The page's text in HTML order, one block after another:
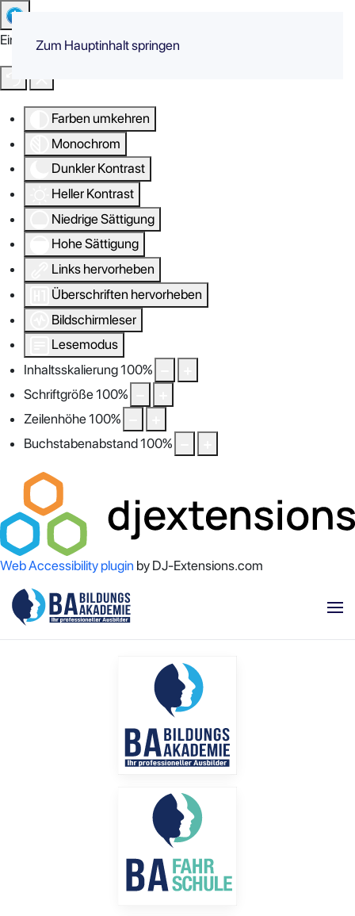
Eingabehilfen öffnen
Farben umkehren
Monochrom
Dunkler Kontrast
Heller Kontrast
Niedrige Sättigung
Hohe Sättigung
Links hervorheben
Überschriften hervorheben
Bildschirmleser
Lesemodus
Inhaltsskalierung100%
Schriftgröße100%
Zeilenhöhe100%
Buchstabenabstand100%
Web Accessibility plugin by DJ-Extensions.com
Zum Hauptinhalt springen